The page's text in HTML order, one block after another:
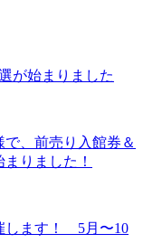
が始まりました
で、前売り入館券＆
りました！
します！ 5月〜10